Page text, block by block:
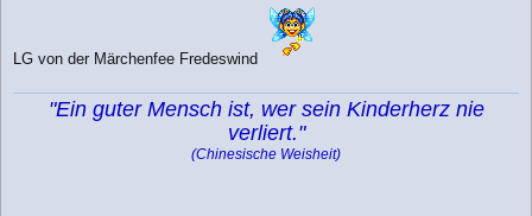
LG von der Märchenfee Fredeswind
"Ein guter Mensch ist, wer sein Kinderherz nie
verliert."
(Chinesische Weisheit)